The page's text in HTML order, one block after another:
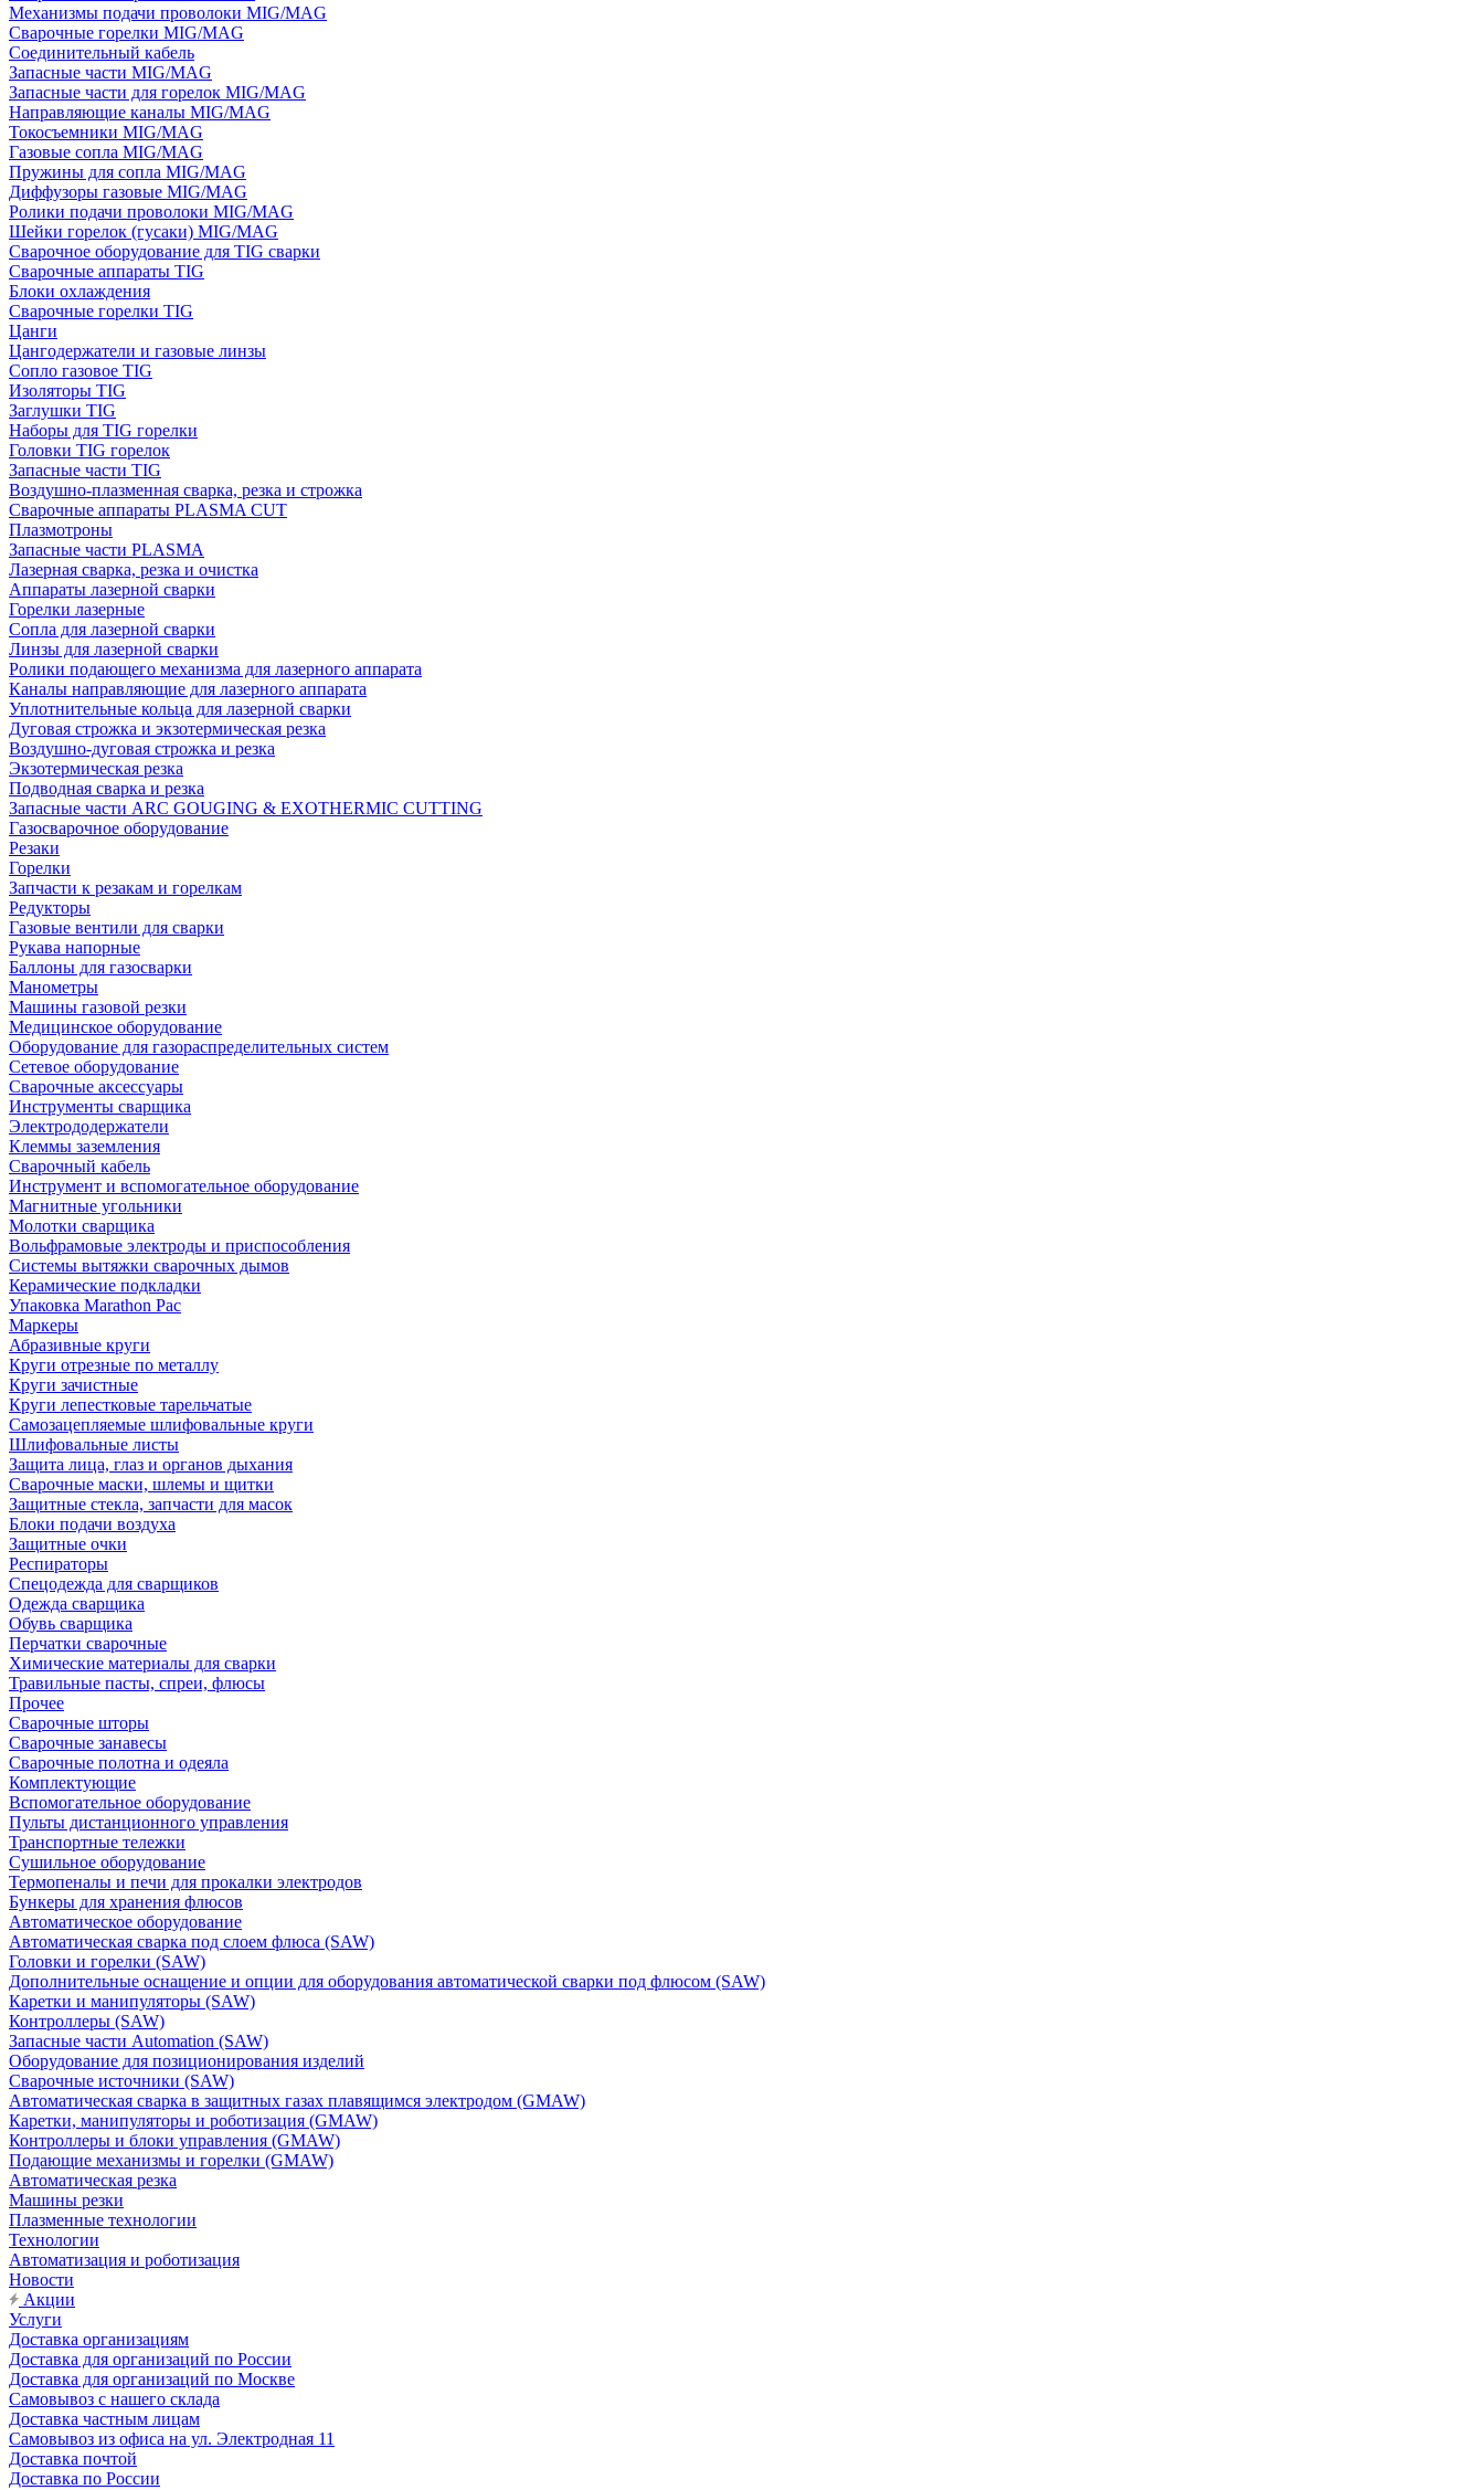
Механизмы подачи проволоки MIG/MAG
Сварочные горелки MIG/MAG
Соединительный кабель
Запасные части MIG/MAG
Запасные части для горелок MIG/MAG
Направляющие каналы MIG/MAG
Токосъемники MIG/MAG
Газовые сопла MIG/MAG
Пружины для сопла MIG/MAG
Диффузоры газовые MIG/MAG
Ролики подачи проволоки MIG/MAG
Шейки горелок (гусаки) MIG/MAG
Сварочное оборудование для TIG сварки
Сварочные аппараты TIG
Блоки охлаждения
Сварочные горелки TIG
Цанги
Цангодержатели и газовые линзы
Сопло газовое TIG
Изоляторы TIG
Заглушки TIG
Наборы для TIG горелки
Головки TIG горелок
Запасные части TIG
Воздушно-плазменная сварка, резка и строжка
Сварочные аппараты PLASMA CUT
Плазмотроны
Запасные части PLASMA
Лазерная сварка, резка и очистка
Аппараты лазерной сварки
Горелки лазерные
Сопла для лазерной сварки
Линзы для лазерной сварки
Ролики подающего механизма для лазерного аппарата
Каналы направляющие для лазерного аппарата
Уплотнительные кольца для лазерной сварки
Дуговая строжка и экзотермическая резка
Воздушно-дуговая строжка и резка
Экзотермическая резка
Подводная сварка и резка
Запасные части ARC GOUGING & EXOTHERMIC CUTTING
Газосварочное оборудование
Резаки
Горелки
Запчасти к резакам и горелкам
Редукторы
Газовые вентили для сварки
Рукава напорные
Баллоны для газосварки
Манометры
Машины газовой резки
Медицинское оборудование
Оборудование для газораспределительных систем
Сетевое оборудование
Сварочные аксессуары
Инструменты сварщика
Электрододержатели
Клеммы заземления
Сварочный кабель
Инструмент и вспомогательное оборудование
Магнитные угольники
Молотки сварщика
Вольфрамовые электроды и приспособления
Системы вытяжки сварочных дымов
Керамические подкладки
Упаковка Marathon Pac
Маркеры
Абразивные круги
Круги отрезные по металлу
Круги зачистные
Круги лепестковые тарельчатые
Самозацепляемые шлифовальные круги
Шлифовальные листы
Защита лица, глаз и органов дыхания
Сварочные маски, шлемы и щитки
Защитные стекла, запчасти для масок
Блоки подачи воздуха
Защитные очки
Респираторы
Спецодежда для сварщиков
Одежда сварщика
Обувь сварщика
Перчатки сварочные
Химические материалы для сварки
Травильные пасты, спреи, флюсы
Прочее
Сварочные шторы
Сварочные занавесы
Сварочные полотна и одеяла
Комплектующие
Вспомогательное оборудование
Пульты дистанционного управления
Транспортные тележки
Сушильное оборудование
Термопеналы и печи для прокалки электродов
Бункеры для хранения флюсов
Автоматическое оборудование
Автоматическая сварка под слоем флюса (SAW)
Головки и горелки (SAW)
Дополнительные оснащение и опции для оборудования автоматической сварки под флюсом (SAW)
Каретки и манипуляторы (SAW)
Контроллеры (SAW)
Запасные части Automation (SAW)
Оборудование для позиционирования изделий
Сварочные источники (SAW)
Автоматическая сварка в защитных газах плавящимся электродом (GMAW)
Каретки, манипуляторы и роботизация (GMAW)
Контроллеры и блоки управления (GMAW)
Подающие механизмы и горелки (GMAW)
Автоматическая резка
Машины резки
Плазменные технологии
Технологии
Автоматизация и роботизация
Новости
Акции
Услуги
Доставка организациям
Доставка для организаций по России
Доставка для организаций по Москве
Самовывоз с нашего склада
Доставка частным лицам
Самовывоз из офиса на ул. Электродная 11
Доставка почтой
Доставка по России